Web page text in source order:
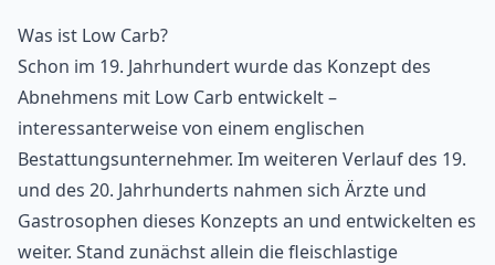
Was ist Low Carb?
Schon im 19. Jahrhundert wurde das Konzept des
Abnehmens mit Low Carb entwickelt –
interessanterweise von einem englischen
Bestattungsunternehmer. Im weiteren Verlauf des 19.
und des 20. Jahrhunderts nahmen sich Ärzte und
Gastrosophen dieses Konzepts an und entwickelten es
weiter. Stand zunächst allein die fleischlastige